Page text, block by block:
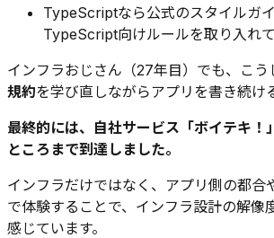
TypeScriptなら公式のスタイルガ
TypeScript向けルールを取り入れ
インフラおじさん（27年目）でも、こう
規約を学び直しながらアプリを書き続け
最終的には、自社サービス「ボイテキ！
ところまで到達しました。
インフラだけではなく、アプリ側の都合
で体験することで、インフラ設計の解像
感じています。